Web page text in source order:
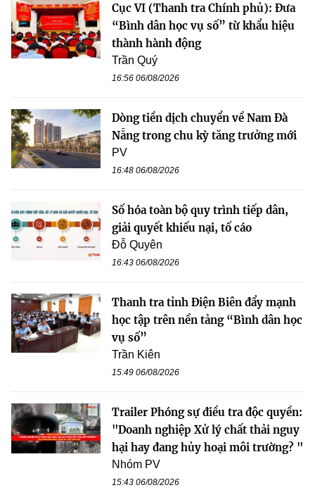
Cục VI (Thanh tra Chính phủ): Đưa
“Bình dân học vụ số” từ khẩu hiệu
thành hành động
Trần Quý
16:56 06/08/2026
Dòng tiền dịch chuyển về Nam Đà
Nẵng trong chu kỳ tăng trưởng mới
PV
16:48 06/08/2026
Số hóa toàn bộ quy trình tiếp dân,
giải quyết khiếu nại, tố cáo
Đỗ Quyên
16:43 06/08/2026
Thanh tra tỉnh Điện Biên đẩy mạnh
học tập trên nền tảng “Bình dân học
vụ số”
Trần Kiên
15:49 06/08/2026
Trailer Phóng sự điều tra độc quyền:
"Doanh nghiệp Xử lý chất thải nguy
hại hay đang hủy hoại môi trường? "
Nhóm PV
15:43 06/08/2026